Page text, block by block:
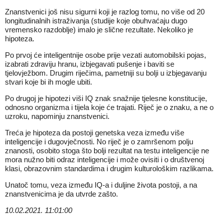
Znanstvenici još nisu sigurni koji je razlog tomu, no više od 20
longitudinalnih istraživanja (studije koje obuhvaćaju dugo
vremensko razdoblje) imalo je slične rezultate. Nekoliko je
hipoteza.
Po prvoj će inteligentnije osobe prije vezati automobilski pojas,
izabrati zdraviju hranu, izbjegavati pušenje i baviti se
tjelovježbom. Drugim riječima, pametniji su bolji u izbjegavanju
stvari koje bi ih mogle ubiti.
Po drugoj je hipotezi viši IQ znak snažnije tjelesne konstitucije,
odnosno organizma i tijela koje će trajati. Riječ je o znaku, a ne o
uzroku, napominju znanstvenici.
Treća je hipoteza da postoji genetska veza između više
inteligencije i dugovječnosti. No riječ je o zamršenom polju
znanosti, osobito stoga što bolji rezultat na testu inteligencije ne
mora nužno biti odraz inteligencije i može ovisiti i o društvenoj
klasi, obrazovnim standardima i drugim kulturološkim razlikama.
Unatoč tomu, veza između IQ-a i duljine života postoji, a na
znanstvenicima je da utvrde zašto.
10.02.2021. 11:01:00